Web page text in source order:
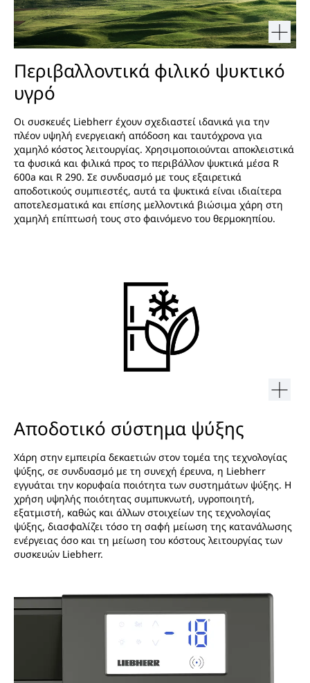
Περιβαλλοντικά φιλικό ψυκτικό
υγρό
Οι συσκευές Liebherr έχουν σχεδιαστεί ιδανικά για την
πλέον υψηλή ενεργειακή απόδοση και ταυτόχρονα για
χαμηλό κόστος λειτουργίας. Χρησιμοποιούνται αποκλειστικά
τα φυσικά και φιλικά προς το περιβάλλον ψυκτικά μέσα R
600a και R 290. Σε συνδυασμό με τους εξαιρετικά
αποδοτικούς συμπιεστές, αυτά τα ψυκτικά είναι ιδιαίτερα
αποτελεσματικά και επίσης μελλοντικά βιώσιμα χάρη στη
χαμηλή επίπτωσή τους στο φαινόμενο του θερμοκηπίου.
Αποδοτικό σύστημα ψύξης
Χάρη στην εμπειρία δεκαετιών στον τομέα της τεχνολογίας
ψύξης, σε συνδυασμό με τη συνεχή έρευνα, η Liebherr
εγγυάται την κορυφαία ποιότητα των συστημάτων ψύξης. Η
χρήση υψηλής ποιότητας συμπυκνωτή, υγροποιητή,
εξατμιστή, καθώς και άλλων στοιχείων της τεχνολογίας
ψύξης, διασφαλίζει τόσο τη σαφή μείωση της κατανάλωσης
ενέργειας όσο και τη μείωση του κόστους λειτουργίας των
συσκευών Liebherr.